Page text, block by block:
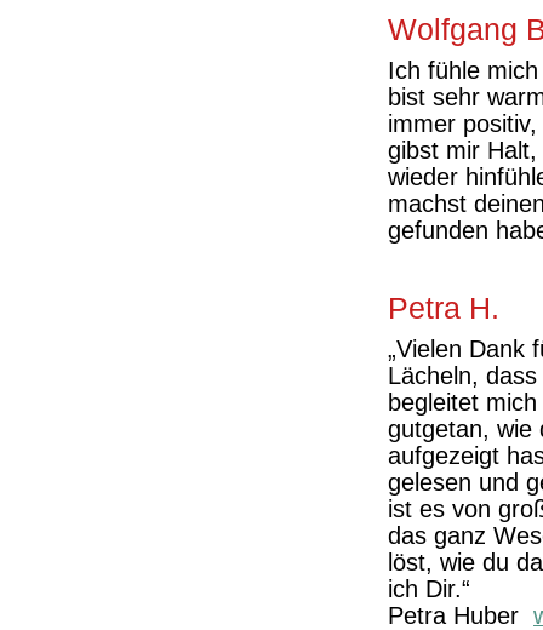
Wolfgang
Ich fühle
bist sehr
immer
gibst mir
wieder
machst
gefunden
Petra H.
„Vielen Dank
Lächeln,
begleitet
gutgetan, wie
aufgezeigt
gelesen und
ist es von
das ganz
löst, wie du
ich Dir.“
Petra Huber